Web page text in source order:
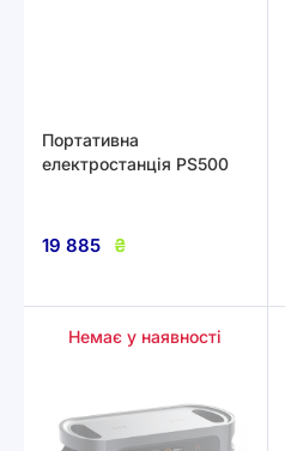
Портативна
електростанція PS500
19 885 ₴
Немає у наявності